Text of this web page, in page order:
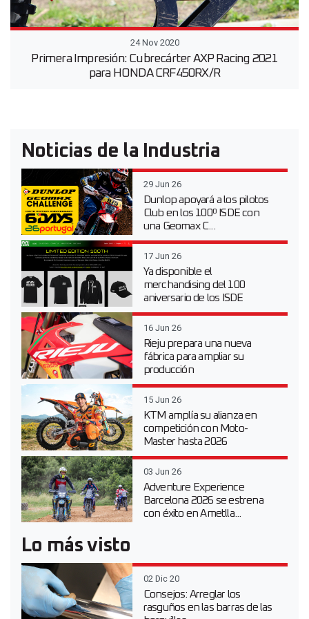
24 Nov 2020
Primera Impresión: Cubrecárter AXP Racing 2021
para HONDA CRF450RX/R
Noticias de la Industria
29 Jun 26
Dunlop apoyará a los pilotos
Club en los 100º ISDE con
una Geomax C...
17 Jun 26
Ya disponible el
merchandising del 100
aniversario de los ISDE
16 Jun 26
Rieju prepara una nueva
fábrica para ampliar su
producción
15 Jun 26
KTM amplía su alianza en
competición con Moto-
Master hasta 2026
03 Jun 26
Adventure Experience
Barcelona 2026 se estrena
con éxito en Ametlla...
Lo más visto
02 Dic 20
Consejos: Arreglar los
rasguños en las barras de las